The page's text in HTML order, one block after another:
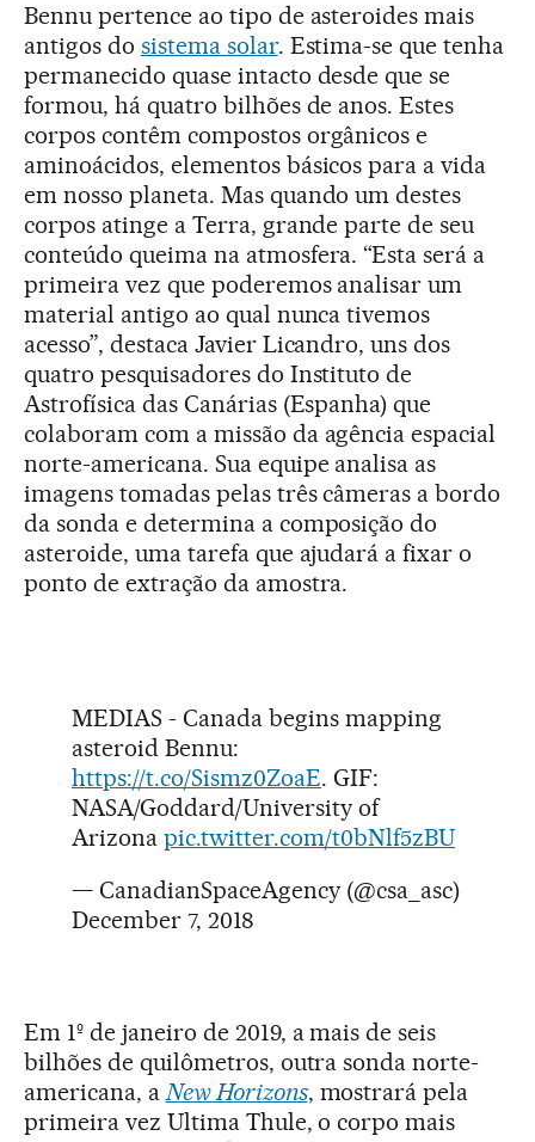
Bennu pertence ao tipo de asteroides mais
antigos do sistema solar. Estima-se que tenha
permanecido quase intacto desde que se
formou, há quatro bilhões de anos. Estes
corpos contêm compostos orgânicos e
aminoácidos, elementos básicos para a vida
em nosso planeta. Mas quando um destes
corpos atinge a Terra, grande parte de seu
conteúdo queima na atmosfera. “Esta será a
primeira vez que poderemos analisar um
material antigo ao qual nunca tivemos
acesso”, destaca Javier Licandro, uns dos
quatro pesquisadores do Instituto de
Astrofísica das Canárias (Espanha) que
colaboram com a missão da agência espacial
norte-americana. Sua equipe analisa as
imagens tomadas pelas três câmeras a bordo
da sonda e determina a composição do
asteroide, uma tarefa que ajudará a fixar o
ponto de extração da amostra.
MEDIAS - Canada begins mapping
asteroid Bennu:
https://t.co/Sismz0ZoaE. GIF:
NASA/Goddard/University of
Arizona pic.twitter.com/t0bNlf5zBU
— CanadianSpaceAgency (@csa_asc)
December 7, 2018
Em 1º de janeiro de 2019, a mais de seis
bilhões de quilômetros, outra sonda norte-
americana, aNew Horizons, mostrará pela
primeira vez Ultima Thule, o corpo mais